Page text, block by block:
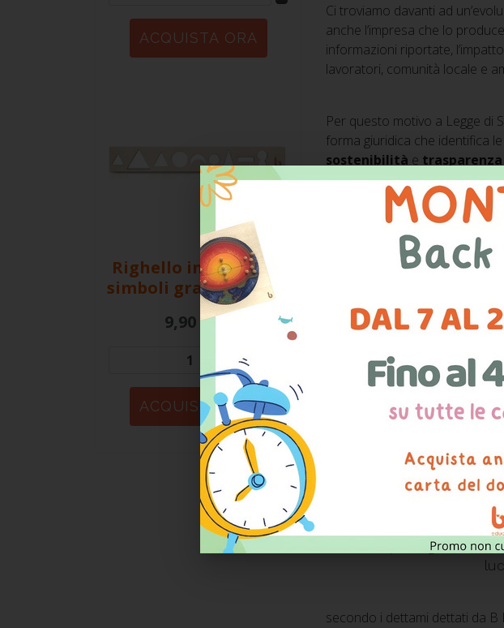
Righello in legno dei
simboli grammaticali
9,90 €
Ci troviamo davanti ad
anche l’impresa che lo
informazioni riportate,
lavoratori, comunità locale e
Per questo motivo a Legge di
forma giuridica che identifica le
sostenibilità e trasparenza
società che oltre a perseguire
Diventare una B-Corp non è
• Governance (sistema
• Impatto sulla Community
• Impatto sull’Ambiente.
"Usare il business come
l’Economia 2013, definisce:
In Italia le B Corp sono 29 e
riconoscere la forma
che prevede che le SB
“perseguano
secondo i dettami dettati da B